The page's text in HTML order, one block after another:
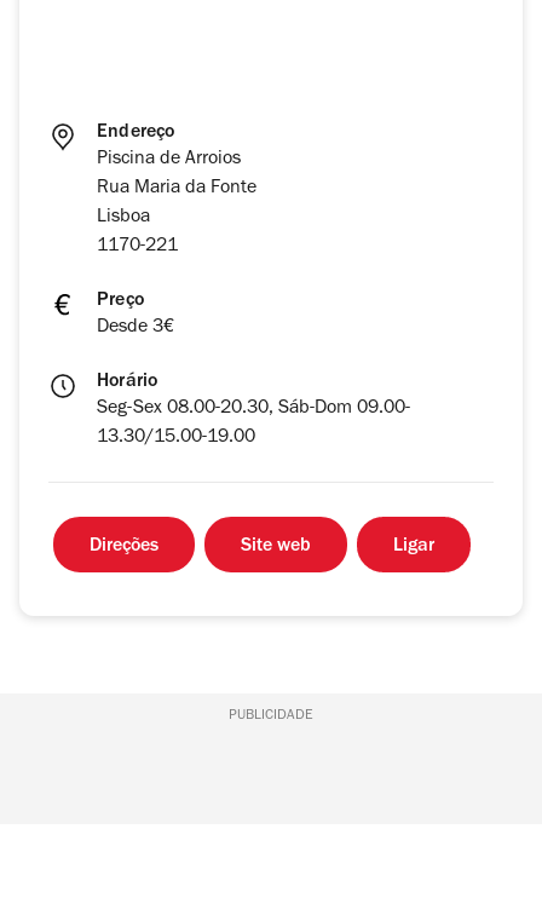
Endereço
Piscina de Arroios
Rua Maria da Fonte
Lisboa
1170-221
Preço
Desde 3€
Horário
Seg-Sex 08.00-20.30, Sáb-Dom 09.00-
13.30/15.00-19.00
Direções Site web Ligar
PUBLICIDADE